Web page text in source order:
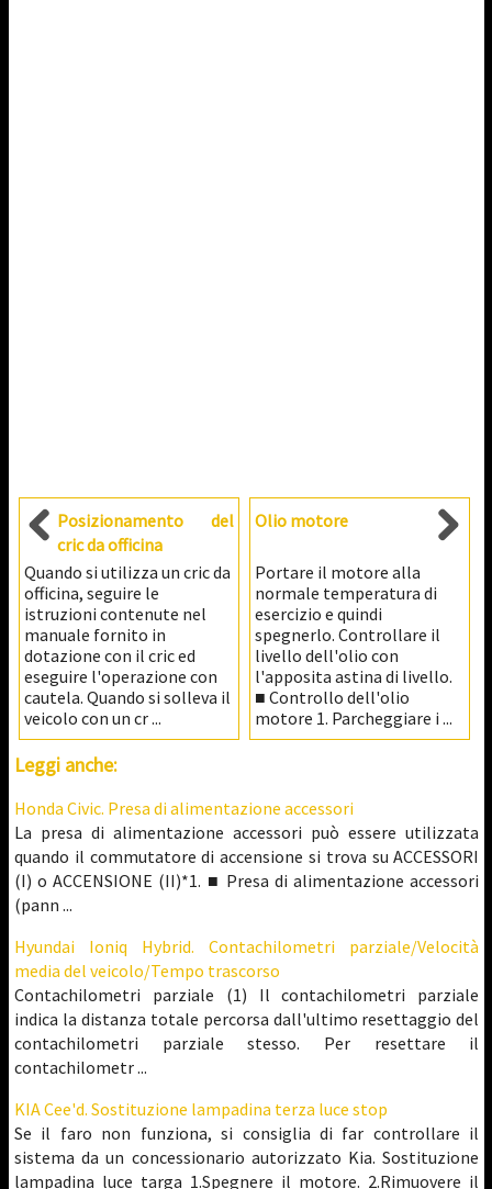
Posizionamento del
cric da officina
Quando si utilizza un cric da
officina, seguire le
istruzioni contenute nel
manuale fornito in
dotazione con il cric ed
eseguire l'operazione con
cautela. Quando si solleva il
veicolo con un cr ...
Olio motore
Portare il motore alla
normale temperatura di
esercizio e quindi
spegnerlo. Controllare il
livello dell'olio con
l'apposita astina di livello.
■ Controllo dell'olio
motore 1. Parcheggiare i ...
Leggi anche:
Honda Civic. Presa di alimentazione accessori
La presa di alimentazione accessori può essere utilizzata
quando il commutatore di accensione si trova su ACCESSORI
(I) o ACCENSIONE (II)*1. ■ Presa di alimentazione accessori
(pann ...
Hyundai Ioniq Hybrid. Contachilometri parziale/Velocità
media del veicolo/Tempo trascorso
Contachilometri parziale (1) Il contachilometri parziale
indica la distanza totale percorsa dall'ultimo resettaggio del
contachilometri parziale stesso. Per resettare il
contachilometr ...
KIA Cee'd. Sostituzione lampadina terza luce stop
Se il faro non funziona, si consiglia di far controllare il
sistema da un concessionario autorizzato Kia. Sostituzione
lampadina luce targa 1.Spegnere il motore. 2.Rimuovere il